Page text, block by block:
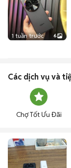
1 tuần trước 6
Các dịch vụ và
Chợ Tốt Ưu Đãi